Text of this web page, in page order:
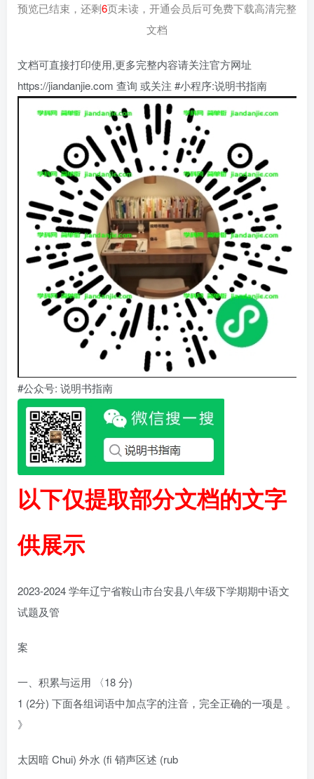
预览已结束，还剩6页未读，开通会员后可免费下载高清完整
文档
文档可直接打印使用,更多完整内容请关注官方网址
https://jiandanjie.com 查询 或关注 #小程序:说明书指南
#公众号: 说明书指南
以下仅提取部分文档的文字
供展示
2023-2024 学年辽宁省鞍山市台安县八年级下学期期中语文
试题及管
案
一、积累与运用 〈18 分)
1 (2分) 下面各组词语中加点字的注音，完全正确的一项是 。
》
太因暗 Chui) 外水 (fi 销声区述 (rub